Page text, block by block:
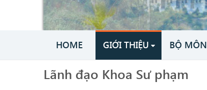
HOME GIỚI THIỆU BỘ MÔN
Lãnh đạo Khoa Sư phạm